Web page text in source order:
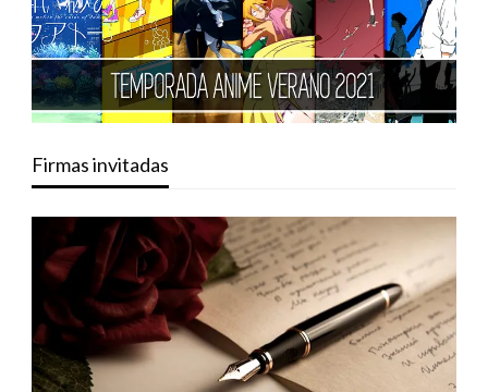
Firmas invitadas